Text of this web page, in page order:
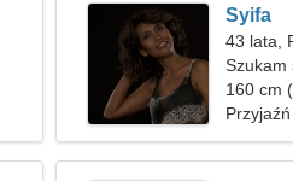
Syifa
43 lata,
Szukam
160 cm
Przyjaźń